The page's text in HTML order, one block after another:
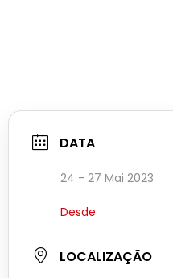
DATA
24 - 27 Mai 2023
Desde
LOCALIZAÇÃO